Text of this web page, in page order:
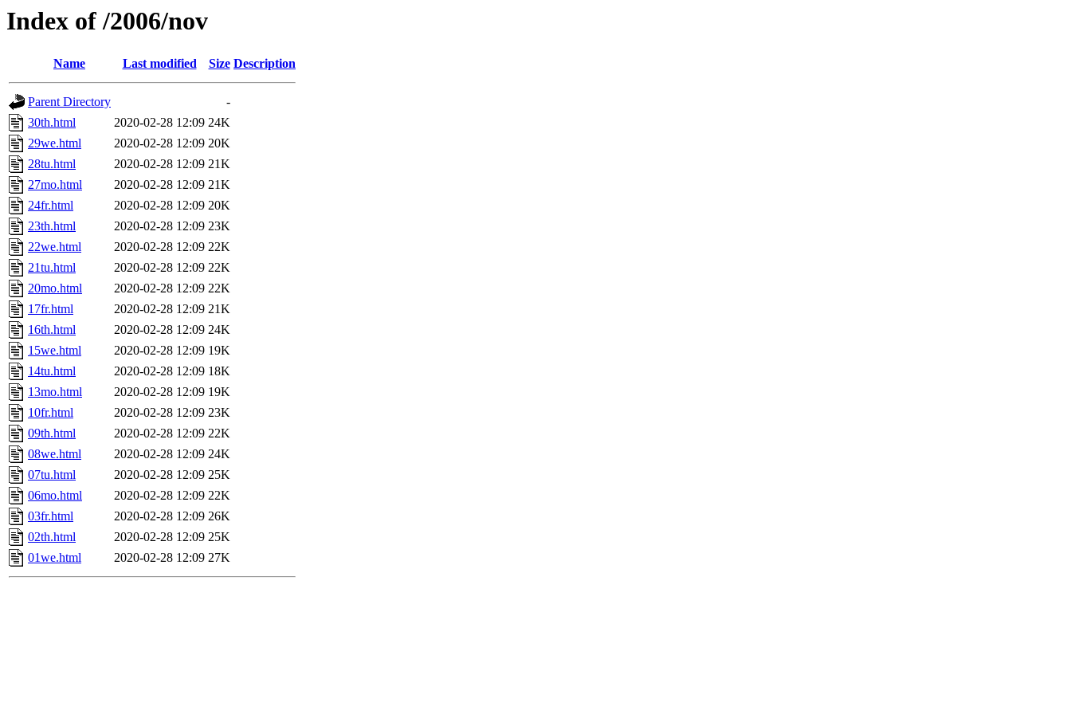
Index of /2006/nov
Name Last modified Size Description
Parent Directory
-
30th.html
2020-02-28 12:09 24K
29we.html
2020-02-28 12:09 20K
28tu.html
2020-02-28 12:09 21K
27mo.html
2020-02-28 12:09 21K
24fr.html
2020-02-28 12:09 20K
23th.html
2020-02-28 12:09 23K
22we.html
2020-02-28 12:09 22K
21tu.html
2020-02-28 12:09 22K
20mo.html
2020-02-28 12:09 22K
17fr.html
2020-02-28 12:09 21K
16th.html
2020-02-28 12:09 24K
15we.html
2020-02-28 12:09 19K
14tu.html
2020-02-28 12:09 18K
13mo.html
2020-02-28 12:09 19K
10fr.html
2020-02-28 12:09 23K
09th.html
2020-02-28 12:09 22K
08we.html
2020-02-28 12:09 24K
07tu.html
2020-02-28 12:09 25K
06mo.html
2020-02-28 12:09 22K
03fr.html
2020-02-28 12:09 26K
02th.html
2020-02-28 12:09 25K
01we.html
2020-02-28 12:09 27K